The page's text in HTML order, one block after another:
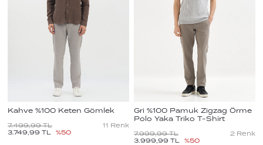
Kahve %100 Keten Gömlek
7.499,99 TL
3.749,99 TL %50
11 Renk
Gri %100 Pamuk Zigzag Örme
Polo Yaka Triko T-Shirt
7.999,99 TL
3.999,99 TL %50
2 Renk